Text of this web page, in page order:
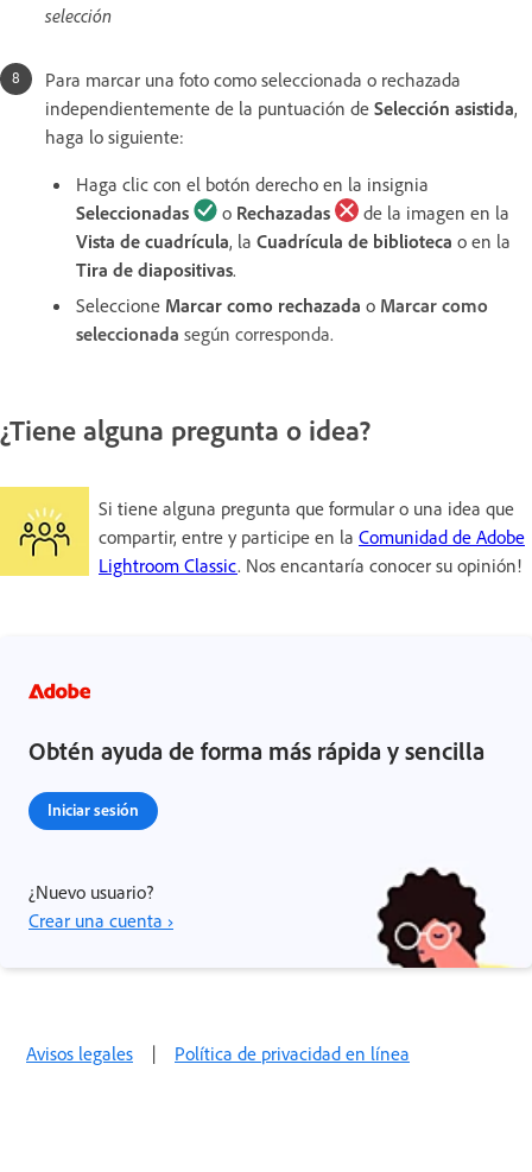
selección
Para marcar una foto como seleccionada o rechazada
independientemente de la puntuación de Selección asistida,
haga lo siguiente:
Haga clic con el botón derecho en la insignia
Seleccionadas
o Rechazadas
de la imagen en la
Vista de cuadrícula, la Cuadrícula de biblioteca o en la
Tira de diapositivas.
Seleccione Marcar como rechazada o Marcar como
seleccionada según corresponda.
¿Tiene alguna pregunta o idea?
Si tiene alguna pregunta que formular o una idea que
compartir, entre y participe en la Comunidad de Adobe
Lightroom Classic. Nos encantaría conocer su opinión!
Obtén ayuda de forma más rápida y sencilla
Iniciar sesión
¿Nuevo usuario?
Crear una cuenta ›
Avisos legales | Política de privacidad en línea